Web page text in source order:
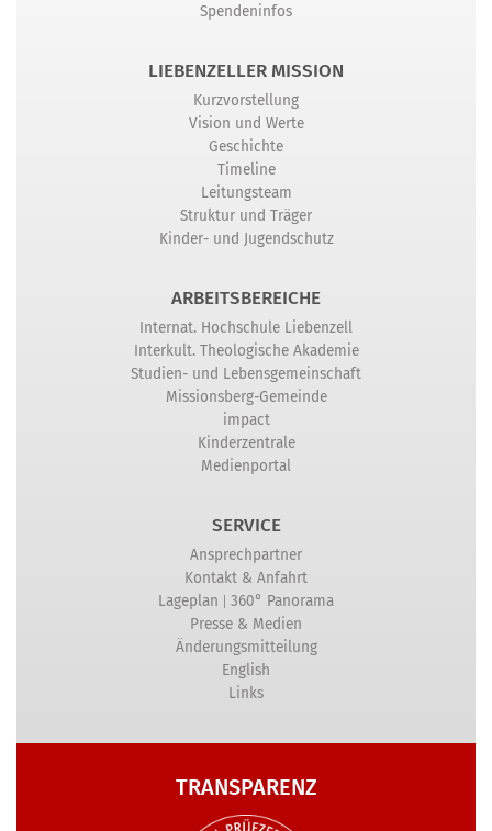
Spendeninfos
LIEBENZELLER MISSION
Kurzvorstellung
Vision und Werte
Geschichte
Timeline
Leitungsteam
Struktur und Träger
Kinder- und Jugendschutz
ARBEITSBEREICHE
Internat. Hochschule Liebenzell
Interkult. Theologische Akademie
Studien- und Lebensgemeinschaft
Missionsberg-Gemeinde
impact
Kinderzentrale
Medienportal
SERVICE
Ansprechpartner
Kontakt & Anfahrt
Lageplan | 360° Panorama
Presse & Medien
Änderungsmitteilung
English
Links
TRANSPARENZ